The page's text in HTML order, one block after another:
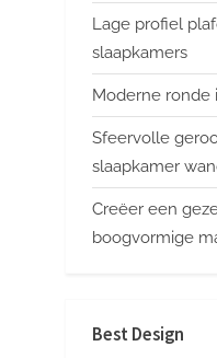
Lage profiel
slaapkamers
Moderne ronde
Sfeervolle
slaapkamer
Creëer een
boogvormige
Best Design